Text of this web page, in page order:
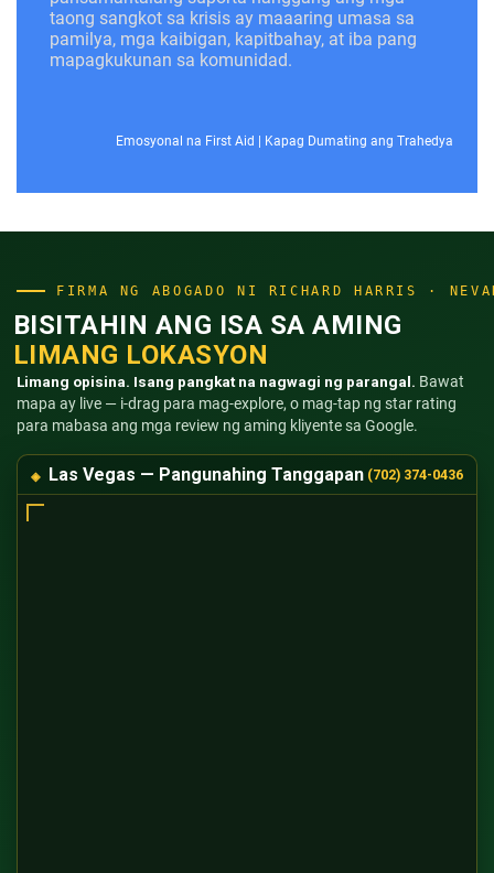
taong sangkot sa krisis ay maaaring umasa sa
pamilya, mga kaibigan, kapitbahay, at iba pang
mapagkukunan sa komunidad.
Emosyonal na First Aid | Kapag Dumating ang Trahedya
FIRMA NG ABOGADO NI RICHARD HARRIS ·
BISITAHIN ANG ISA SA AMING
LIMANG LOKASYON
Limang opisina. Isang pangkat na nagwagi ng parangal. Bawat
mapa ay live — i-drag para mag-explore, o mag-tap ng star rating
para mabasa ang mga review ng aming kliyente sa Google.
Las Vegas — Pangunahing Tanggapan (702) 374-0436